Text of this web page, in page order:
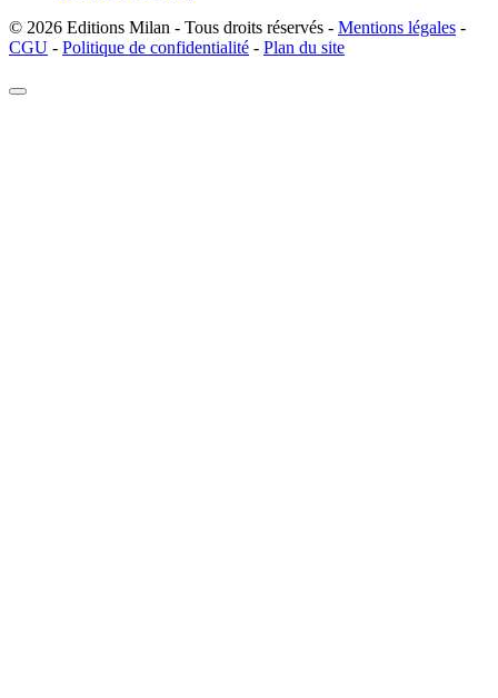
© 2026 Editions Milan - Tous droits réservés - Mentions légales -
CGU - Politique de confidentialité - Plan du site